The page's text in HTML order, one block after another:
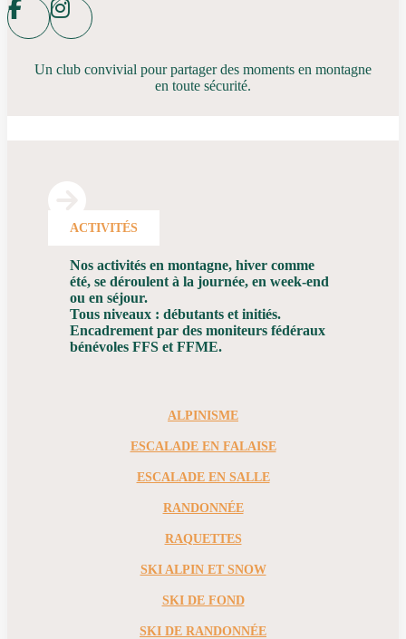
Un club convivial pour partager des moments en montagne
en toute sécurité.
ACTIVITÉS
Nos activités en montagne, hiver comme
été, se déroulent à la journée, en week-end
ou en séjour.
Tous niveaux : débutants et initiés.
Encadrement par des moniteurs fédéraux
bénévoles FFS et FFME.
ALPINISME
ESCALADE EN FALAISE
ESCALADE EN SALLE
RANDONNÉE
RAQUETTES
SKI ALPIN ET SNOW
SKI DE FOND
SKI DE RANDONNÉE